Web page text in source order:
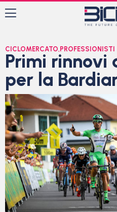
CICLOMERCATO, PROFESSIONISTI
Primi rinnovi
per la